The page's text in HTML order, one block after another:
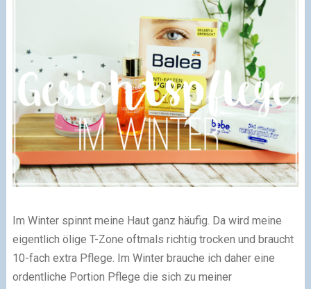
Im Winter spinnt meine Haut ganz häufig. Da wird meine
eigentlich ölige T-Zone oftmals richtig trocken und braucht
10-fach extra Pflege. Im Winter brauche ich daher eine
ordentliche Portion Pflege die sich zu meiner